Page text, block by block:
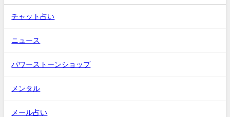
チャット占い
ニュース
パワーストーンショップ
メンタル
メール占い